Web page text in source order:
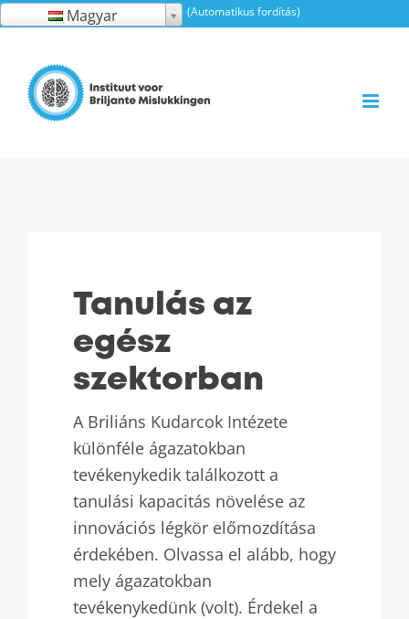
Ugrás
tartalomra
Magyar (Automatikus fordítás)
Tanulás az
egész
szektorban
A Briliáns Kudarcok Intézete
különféle ágazatokban
tevékenykedik találkozott a
tanulási kapacitás növelése az
innovációs légkör előmozdítása
érdekében. Olvassa el alább, hogy
mely ágazatokban
tevékenykedünk (volt). Érdekel a